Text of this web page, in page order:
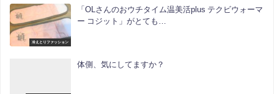
冷えとりファッション
「OLさんのおウチタイム温美活plus テクビウォーマ
ー コジット」がとても…
体側、気にしてますか？